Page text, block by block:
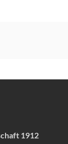
1912